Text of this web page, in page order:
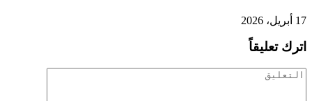
17 أبريل، 2026
اترك تعليقاً